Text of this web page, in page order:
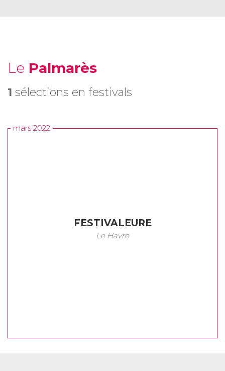
Le Palmarès
1 sélections en festivals
mars 2022
FESTIVALEURE
Le Havre